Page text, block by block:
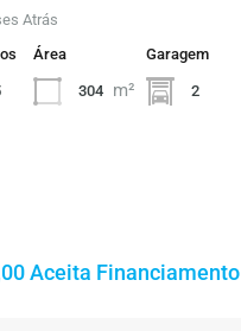
Atrás
Área
304 m²
Garagem
2
Aceita Financiamento